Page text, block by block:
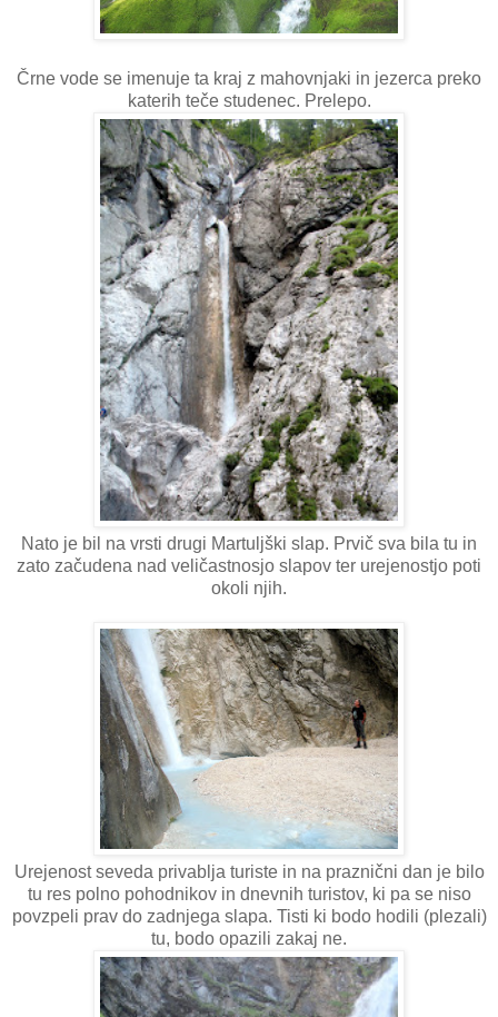
Črne vode se imenuje ta kraj z mahovnjaki in jezerca preko
katerih teče studenec. Prelepo.
Nato je bil na vrsti drugi Martuljški slap. Prvič sva bila tu in
zato začudena nad veličastnosjo slapov ter urejenostjo poti
okoli njih.
Urejenost seveda privablja turiste in na praznični dan je bilo
tu res polno pohodnikov in dnevnih turistov, ki pa se niso
povzpeli prav do zadnjega slapa. Tisti ki bodo hodili (plezali)
tu, bodo opazili zakaj ne.